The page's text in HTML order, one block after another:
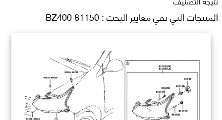
المنتجات التي تفي معايير البحث : 81150 BZ400